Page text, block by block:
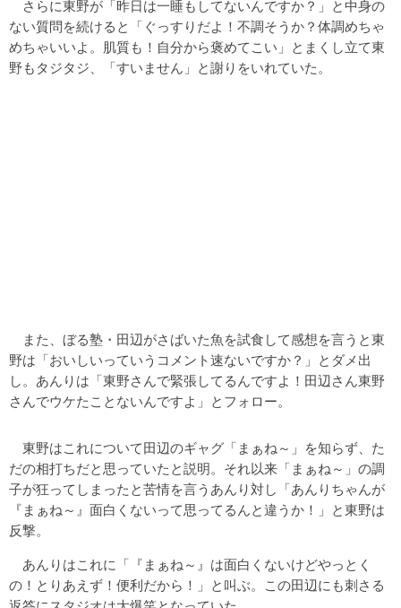
さらに東野が「昨日は一睡もしてないんですか？」と中身の
ない質問を続けると「ぐっすりだよ！不調そうか？体調めちゃ
めちゃいいよ。肌質も！自分から褒めてこい」とまくし立て東
野もタジタジ、「すいません」と謝りをいれていた。
また、ぼる塾・田辺がさばいた魚を試食して感想を言うと東
野は「おいしいっていうコメント速ないですか？」とダメ出
し。あんりは「東野さんで緊張してるんですよ！田辺さん東野
さんでウケたことないんですよ」とフォロー。
東野はこれについて田辺のギャグ「まぁね～」を知らず、た
だの相打ちだと思っていたと説明。それ以来「まぁね～」の調
子が狂ってしまったと苦情を言うあんり対し「あんりちゃんが
『まぁね～』面白くないって思ってるんと違うか！」と東野は
反撃。
あんりはこれに「『まぁね～』は面白くないけどやっとく
の！とりあえず！便利だから！」と叫ぶ。この田辺にも刺さる